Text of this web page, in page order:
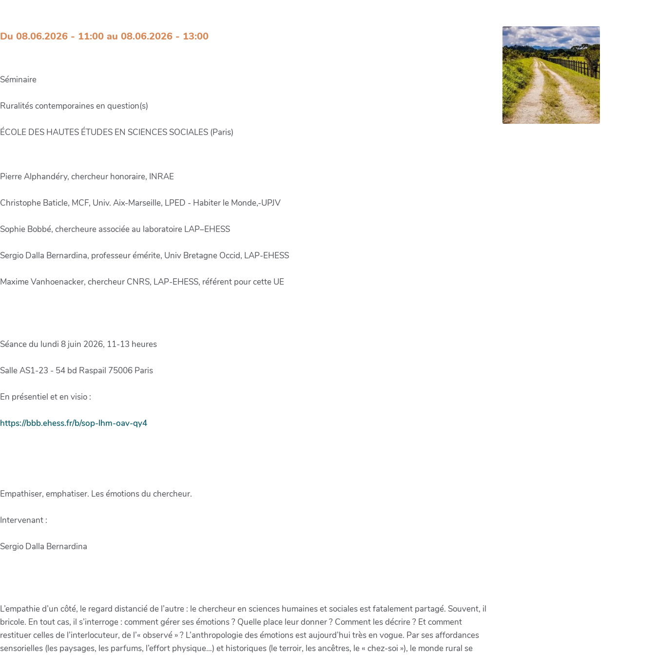
Du 08.06.2026 - 11:00 au 08.06.2026 - 13:00
Séminaire
Ruralités contemporaines en question(s)
ÉCOLE DES HAUTES ÉTUDES EN SCIENCES SOCIALES (Paris)
Pierre Alphandéry, chercheur honoraire, INRAE
Christophe Baticle, MCF, Univ. Aix-Marseille, LPED - Habiter le Monde,-UPJV
Sophie Bobbé, chercheure associée au laboratoire LAP–EHESS
Sergio Dalla Bernardina, professeur émérite, Univ Bretagne Occid, LAP-EHESS
Maxime Vanhoenacker, chercheur CNRS, LAP-EHESS, référent pour cette UE
Séance du lundi 8 juin 2026, 11-13 heures
Salle AS1-23 - 54 bd Raspail 75006 Paris
En présentiel et en visio :
https://bbb.ehess.fr/b/sop-lhm-oav-qy4
Empathiser, emphatiser. Les émotions du chercheur.
Intervenant :
Sergio Dalla Bernardina
L’empathie d’un côté, le regard distancié de l’autre : le chercheur en sciences humaines et sociales est fatalement partagé. Souvent, il
bricole. En tout cas, il s’interroge : comment gérer ses émotions ? Quelle place leur donner ? Comment les décrire ? Et comment
restituer celles de l’interlocuteur, de l’« observé » ? L’anthropologie des émotions est aujourd’hui très en vogue. Par ses affordances
sensorielles (les paysages, les parfums, l’effort physique…) et historiques (le terroir, les ancêtres, le « chez-soi »), le monde rural se